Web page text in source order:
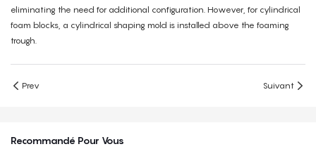
eliminating the need for additional configuration. However, for cylindrical
foam blocks, a cylindrical shaping mold is installed above the foaming
trough.
Prev Suivant
Recommandé Pour Vous